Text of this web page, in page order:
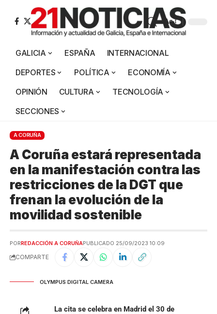
Aa
GALICIA ESPAÑA
INTERNACIONAL
DEPORTES
POLÍTICA
ECONOMÍA
OPINIÓN
CULTURA
TECNOLOGÍA
SECCIONES
A CORUÑA
A Coruña estará representada
en la manifestación contra las
restricciones de la DGT que
frenan la evolución de la
movilidad sostenible
PORREDACCIÓN A CORUÑAPUBLICADO 25/09/2023 10:09
COMPARTE
OLYMPUS DIGITAL CAMERA
La cita se celebra en Madrid el 30 de